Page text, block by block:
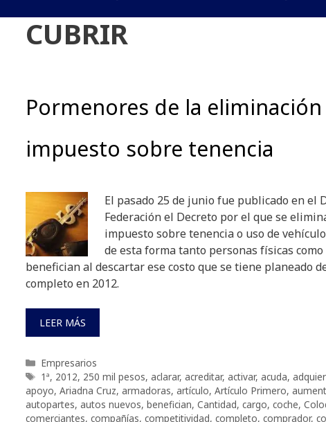
CUBRIR
Pormenores de la
impuesto sobre tenencia
El pasado 25 de junio fue publicado en el
Federación el Decreto por el que se
impuesto sobre tenencia o uso de
de esta forma tanto personas físicas
benefician al descartar ese costo que se tiene planeado
completo en 2012.
LEER MÁS
Categorías
Empresarios
Etiquetas
1ª, 2012, 250 mil pesos, aclarar, acreditar, activar, acuda,
apoyo, Ariadna Cruz, armadoras, artículo, Artículo Primero,
autopartes, autos nuevos, benefician, Cantidad, cargo, coche,
comerciantes, compañías, competitividad, completo, comprador,